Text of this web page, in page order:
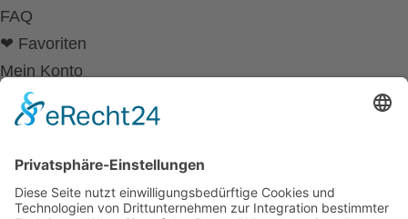
FAQ
❤ Favoriten
Mein Konto